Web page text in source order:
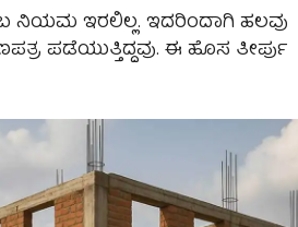
ನಿಯಮ ಇರಲಿಲ್ಲ. ಇದರಿಂದಾಗಿ ಹಲವು
ಪಡೆಯುತ್ತಿದ್ದವು. ಈ ಹೊಸ ತೀರ್ಪು